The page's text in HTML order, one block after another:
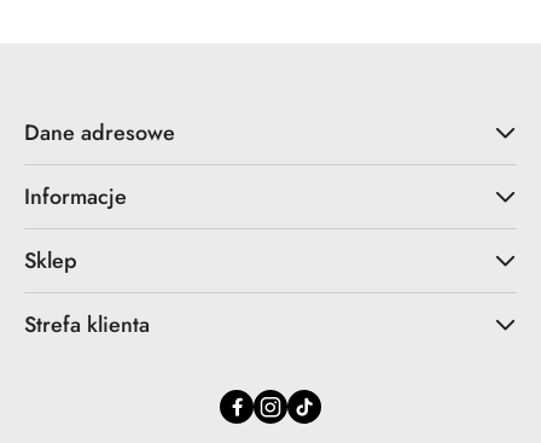
Dane adresowe
Informacje
Sklep
Strefa klienta